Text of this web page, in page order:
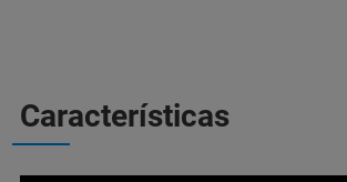
Características